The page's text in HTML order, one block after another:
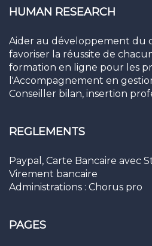
HUMAN RESEARCH
Aider au développement du
favoriser la réussite de
formation en ligne pour les
l'Accompagnement en
Conseiller bilan, insertion
REGLEMENTS
Paypal, Carte Bancaire avec
Virement bancaire
Administrations : Chorus pro
PAGES